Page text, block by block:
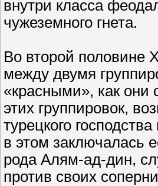
внутри класса
чужеземного гнета.
Во второй половине
между двумя
«красными», как
этих группировок,
турецкого
в этом заключалась
рода Алям-ад-дин,
против своих